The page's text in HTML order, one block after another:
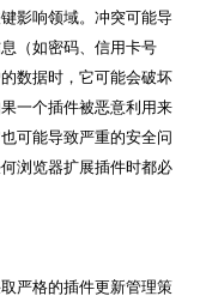
影响领域。冲突可能导
（如密码、信用卡号
数据时，它可能会破坏
一个插件被恶意利用来
可能导致严重的安全问
浏览器扩展插件时都必
严格的插件更新管理策